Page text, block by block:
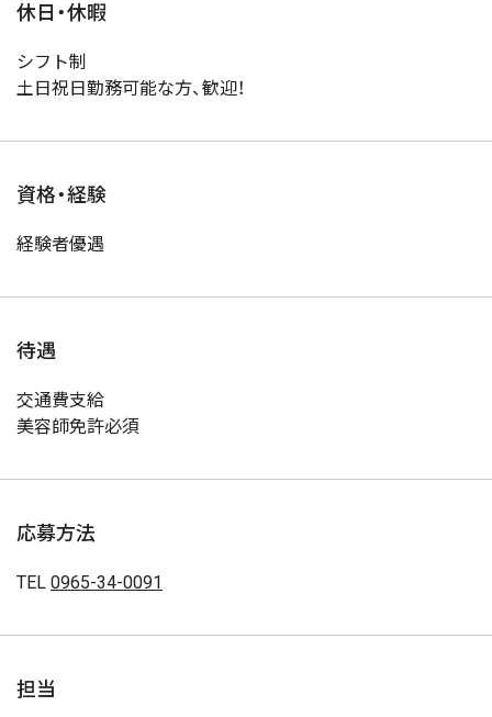
休日・休暇
シフト制
土日祝日勤務可能な方、歓迎！
資格・経験
経験者優遇
待遇
交通費支給
美容師免許必須
応募方法
TEL 0965-34-0091
担当